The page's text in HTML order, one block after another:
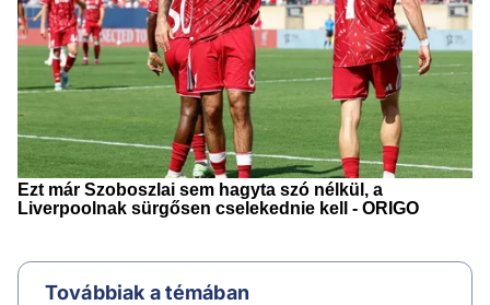
Továbbiak a témában